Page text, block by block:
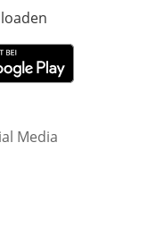
Fenster
Media
Fenster